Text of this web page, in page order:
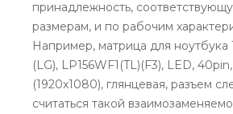
принадлежность,
размерам, и по рабочим
Например, матрица для ноутбука
(LG), LP156WF1(TL)(F3), LED,
(1920x1080), глянцевая, разъем
считаться такой